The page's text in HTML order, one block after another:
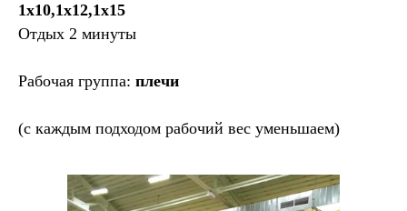
1х10,1х12,1х15
Отдых 2 минуты
Рабочая группа: плечи
(с каждым подходом рабочий вес уменьшаем)